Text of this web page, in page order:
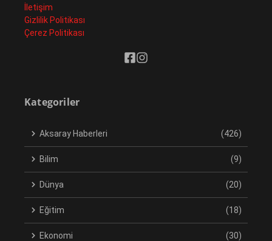
İletişim
Gizlilik Politikası
Çerez Politikası
Kategoriler
Aksaray Haberleri (426)
Bilim (9)
Dünya (20)
Eğitim (18)
Ekonomi (30)